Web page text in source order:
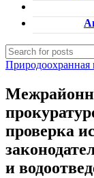
Природоохранная
проверка
и